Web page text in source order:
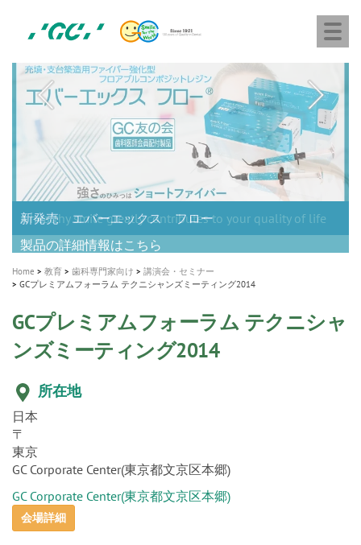
content
ジ
ー
シ
ー
A healthy smile greatly contributes to your quality of life
新発売 エバーエックス フロー
製品の詳細情報はこちら
「セラスマート テクノロジーブック」公開
「イニシャル LiSi（リジ）ブロック テクノロジーブッ
ク」公開
歯を内部まで白くする
医療ホワイトニング ティオン®
新製品 イオム ナゴミ for DH
専用サイトはこちら
新製品バキュクレーブ 118 / 318 Prime
製品の詳細情報はこちら
インプラント Aadva®
ショートインプラント新発売
GCグループ企業
Home 教育 歯科専門家向け
講演会・セミナー
GCプレミアムフォーラム テクニシャンズミーティング2014
GCプレミアムフォーラム テクニシャ
ンズミーティング2014
所在地
日本
〒
東京
GC Corporate Center(東京都文京区本郷)
GC Corporate Center(東京都文京区本郷)
会場詳細